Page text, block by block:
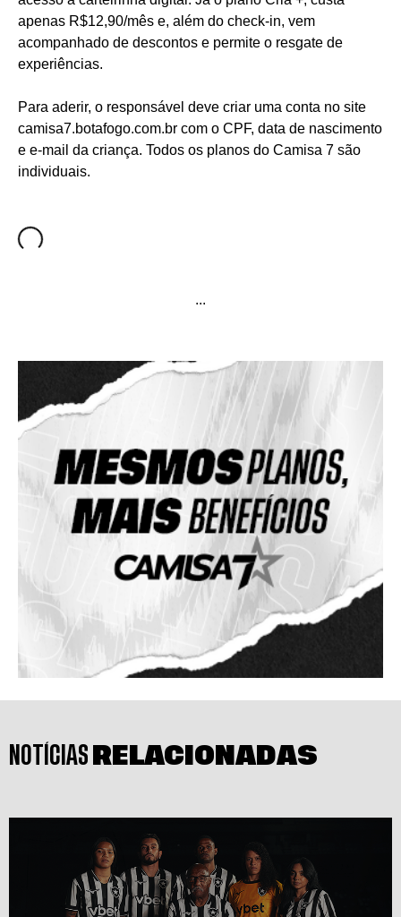
apenas R$12,90/mês e, além do check-in, vem
acompanhado de descontos e permite o resgate de
experiências.
Para aderir, o responsável deve criar uma conta no site
camisa7.botafogo.com.br com o CPF, data de nascimento
e e-mail da criança. Todos os planos do Camisa 7 são
individuais.
...
NOTÍCIAS RELACIONADAS